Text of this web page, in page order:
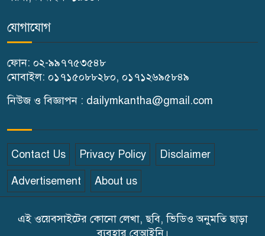
৭
জেলা প্রশাসনের নানা কর্মসূচি
৮
মরদেহ উদ্ধার
৯
বাসাইলে সুন্না আব্বাছিয়া উচ্চ
পালন
১০
যোগাযোগ
ফোন: ০২-৯৯৭৭৫৩৫৪৮
মোবাইল: ০১৭১৫০৮৮২৮০, ০১৭১২৬৯৫৮৪৯
নিউজ ও বিজ্ঞাপন : dailymkantha@gmail.com
Contact Us Privacy Policy Disclaimer
Advertisement About us
এই ওয়েবসাইটের কোনো লেখা, ছবি, ভিডিও অনুমতি ছাড়া
ব্যবহার বেআইনি।